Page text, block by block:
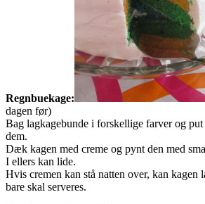
Regnbuekage:
dagen før)
Bag lagkagebunde i forskellige farver og
dem.
Dæk kagen med creme og pynt den med
I ellers kan lide.
Hvis cremen kan stå natten over, kan kagen
bare skal serveres.